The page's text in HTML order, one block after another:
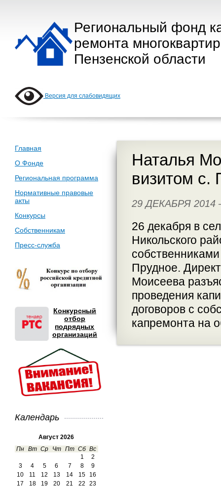
Региональный фонд
ремонта
Пензенской области
Версия для слабовидящих
Главная
О Фонде
Региональная программа
Нормативные правовые
акты
Конкурсы
Собственникам
Пресс-служба
Конкурсный
отбор
подрядных
организаций
Календарь
Август 2026
Пн Вт Ср Чт Пт Сб Вс
1
2
3
4 5 6 7 8
9
10
11 12 13 14 15
16
17
18 19 20 21 22
23
Наталья
визитом с.
29 ДЕКАБРЯ
26 декабря в
Никольского
Прудное.
Моисеева
проведения
договоров с
капремонта на